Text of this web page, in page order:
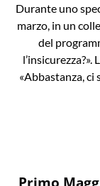
Durante uno
marzo, in un
del
«Abbastanza, ci
Primo